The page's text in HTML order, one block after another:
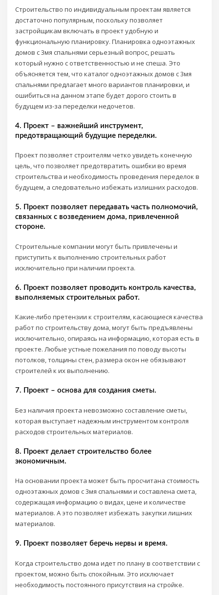
Строительство по индивидуальным проектам является
достаточно популярным, поскольку позволяет
застройщикам включать в проект удобную и
функциональную планировку. Планировка одноэтажных
домов с 3мя спальнями серьезный вопрос, решать
который нужно с ответственностью и не спеша. Это
объясняется тем, что каталог одноэтажных домов с 3мя
спальнями предлагает много вариантов планировки, и
ошибиться на данном этапе будет дорого стоить в
будущем из-за переделки недочетов.
4. Проект – важнейший инструмент,
предотвращающий будущие переделки.
Проект позволяет строителям четко увидеть конечную
цель, что позволяет предотвратить ошибки во время
строительства и необходимость проведения переделок в
будущем, а следовательно избежать излишних расходов.
5. Проект позволяет передавать часть полномочий,
связанных с возведением дома, привлеченной
стороне.
Строительные компании могут быть привлечены и
приступить к выполнению строительных работ
исключительно при наличии проекта.
6. Проект позволяет проводить контроль качества,
выполняемых строительных работ.
Какие-либо претензии к строителям, касающиеся качества
работ по строительству дома, могут быть предъявлены
исключительно, опираясь на информацию, которая есть в
проекте. Любые устные пожелания по поводу высоты
потолков, толщины стен, размера окон не обязывают
строителей к их выполнению.
7. Проект – основа для создания сметы.
Без наличия проекта невозможно составление сметы,
которая выступает надежным инструментом контроля
расходов строительных материалов.
8. Проект делает строительство более
экономичным.
На основании проекта может быть просчитана стоимость
одноэтажных домов с 3мя спальнями и составлена смета,
содержащая информацию о видах, цене и количестве
материалов. А это позволяет избежать закупки лишних
материалов.
9. Проект позволяет беречь нервы и время.
Когда строительство дома идет по плану в соответствии с
проектом, можно быть спокойным. Это исключает
необходимость постоянного присутствия на стройке.